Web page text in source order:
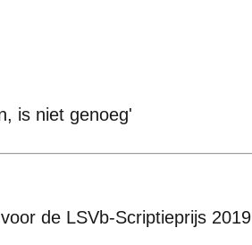
is niet genoeg'
de LSVb-Scriptieprijs 2019